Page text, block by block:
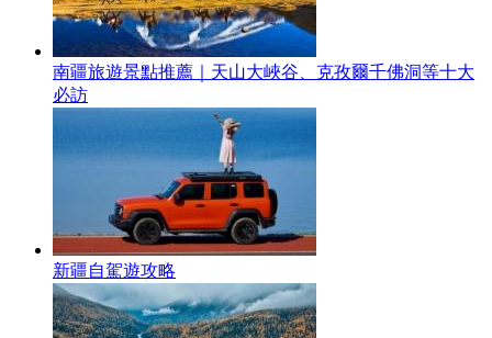
南疆旅遊景點推薦｜天山大峽谷、克孜爾千佛洞等十大
必訪
新疆自駕遊攻略